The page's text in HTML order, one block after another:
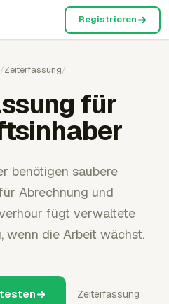
Registrieren
/Zeiterfassung/
für
benötigen saubere
Abrechnung und
fügt verwaltete
wenn die Arbeit wächst.
Zeiterfassung